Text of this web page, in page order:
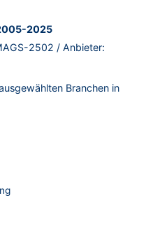
2025
2502 / Anbieter:
Branchen in